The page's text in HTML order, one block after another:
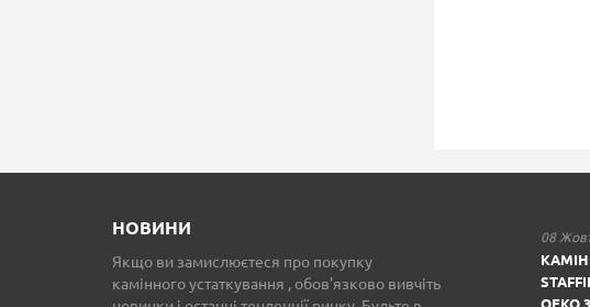
НОВИНИ
Якщо ви замислюєтеся про покупку
камінного устаткування , обов'язково вивчіть
08